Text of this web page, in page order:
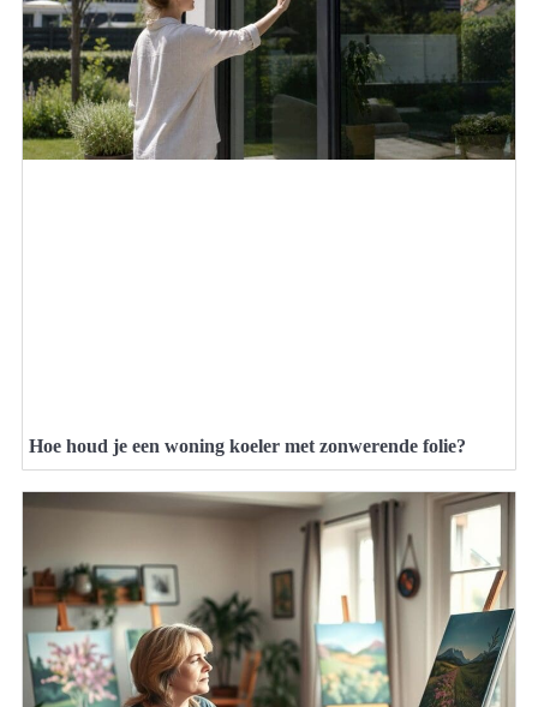
Hoe houd je een woning koeler met zonwerende folie?